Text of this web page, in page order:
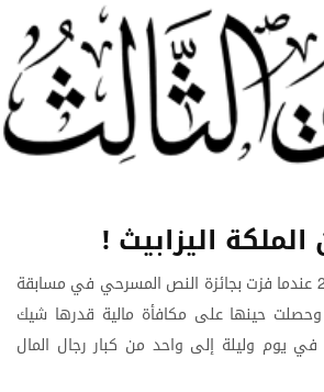
اليزابيث !
عندما فزت بجائزة النص المسرحي في مسابقة
وحصلت حينها على مكافأة مالية قدرها شيك
في يوم وليلة إلى واحد من كبار رجال المال